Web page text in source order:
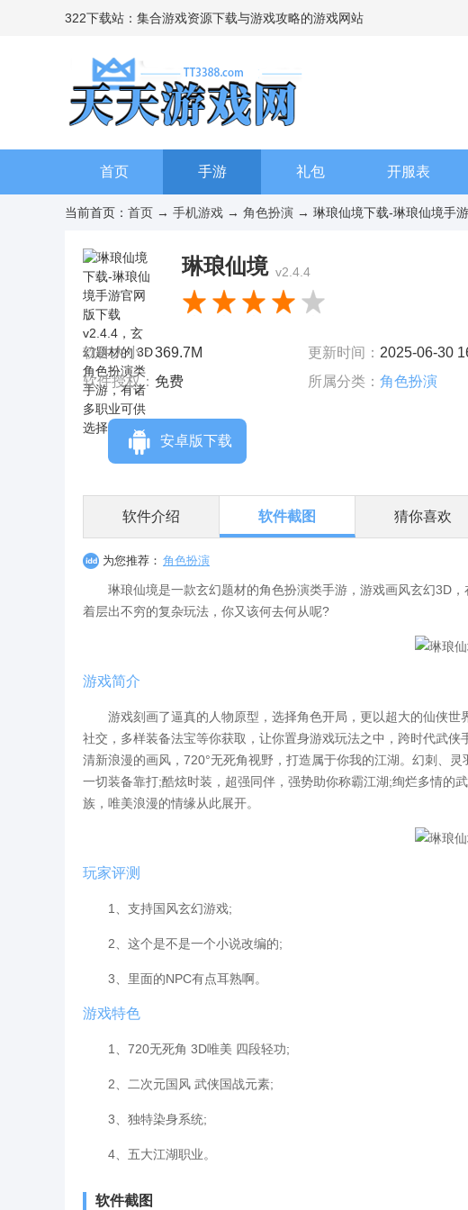
322下载站：集合游戏资源下载与游戏攻略的游戏网站
首页 手游 礼包 开服表
当前首页： 首页 → 手机游戏 → 角色扮演 → 琳琅仙境下载-琳琅仙境手
琳琅仙境 v2.4.4
软件大小：369.7M 更新时间： 2025-06-30
软件授权： 免费 所属分类： 角色扮演
安卓版下载
软件介绍 软件截图 猜你喜欢
为您推荐： 角色扮演
琳琅仙境是一款玄幻题材的角色扮演类手游，游戏画风玄幻3D，
着层出不穷的复杂玩法，你又该何去何从呢?
游戏简介
游戏刻画了逼真的人物原型，选择角色开局，更以超大的仙侠世
社交，多样装备法宝等你获取，让你置身游戏玩法之中，跨时代武
清新浪漫的画风，720°无死角视野，打造属于你我的江湖。幻刺、
一切装备靠打;酷炫时装，超强同伴，强势助你称霸江湖;绚烂多情的
族，唯美浪漫的情缘从此展开。
玩家评测
1、支持国风玄幻游戏;
2、这个是不是一个小说改编的;
3、里面的NPC有点耳熟啊。
游戏特色
1、720无死角 3D唯美 四段轻功;
2、二次元国风 武侠国战元素;
3、独特染身系统;
4、五大江湖职业。
软件截图